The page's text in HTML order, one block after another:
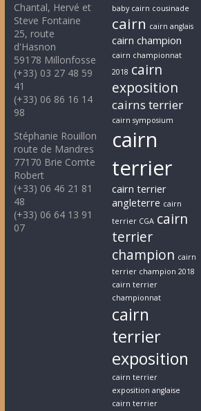
Chantal, Hervé et
Steve Fontaine
25, route
d'Hasnon
59178 Millonfosse
(+33) 03 27 48 59
41
(+33) 06 86 16 14
98
Stéphanie Rouillon
route de Mandres
77170 Brie Comte
Robert
(+33) 06 46 21 81
48
(+33) 06 64 13 91
07
baby cairn cousinade
cairn cairn anglais
cairn champion
cairn championnat
2018 cairn
exposition
cairns terrier
cairn symposium
cairn
terrier
cairn terrier
angleterre cairn
terrier CGA cairn
terrier
champion cairn
terrier champion 2018
cairn terrier
championnat
cairn
terrier
exposition
cairn terrier
exposition anglaise
cairn terrier